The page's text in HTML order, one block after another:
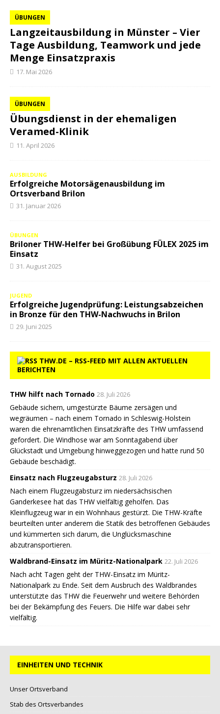
Langzeitausbildung in Münster – Vier
Tage Ausbildung, Teamwork und jede
Menge Einsatzpraxis
ÜBUNGEN
17. Mai 2026
Übungsdienst in der ehemaligen
Veramed-Klinik
ÜBUNGEN
11. April 2026
AUSBILDUNG
Erfolgreiche Motorsägenausbildung im
Ortsverband Brilon
31. Januar 2026
ÜBUNGEN
Briloner THW-Helfer bei Großübung FÜLEX 2025 im
Einsatz
31. August 2025
JUGEND
Erfolgreiche Jugendprüfung: Leistungsabzeichen
in Bronze für den THW-Nachwuchs in Brilon
29. Juni 2025
THW.DE – RSS-FEED MIT ALLEN AKTUELLEN
BERICHTEN
THW hilft nach Tornado 28. Juli 2026
Gebäude sichern, umgestürzte Bäume zersägen und
wegräumen – nach einem Tornado in Schleswig-Holstein
waren die ehrenamtlichen Einsatzkräfte des THW umfassend
gefordert. Die Windhose war am Sonntagabend über
Glückstadt und Umgebung hinweggezogen und hatte rund 50
Gebäude beschädigt.
Einsatz nach Flugzeugabsturz 28. Juli 2026
Nach einem Flugzeugabsturz im niedersächsischen
Ganderkesee hat das THW vielfältig geholfen. Das
Kleinflugzeug war in ein Wohnhaus gestürzt. Die THW-Kräfte
beurteilten unter anderem die Statik des betroffenen Gebäudes
und kümmerten sich darum, die Unglücksmaschine
abzutransportieren.
Waldbrand-Einsatz im Müritz-Nationalpark 22. Juli 2026
Nach acht Tagen geht der THW-Einsatz im Müritz-
Nationalpark zu Ende. Seit dem Ausbruch des Waldbrandes
unterstützte das THW die Feuerwehr und weitere Behörden
bei der Bekämpfung des Feuers. Die Hilfe war dabei sehr
vielfältig.
EINHEITEN UND TECHNIK
Unser Ortsverband
Stab des Ortsverbandes